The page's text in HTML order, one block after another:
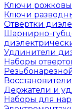
Ключи
Ключи
Отвертки
Шарнирно-
Удлинители
Наборы
Держатели и
Наборы для